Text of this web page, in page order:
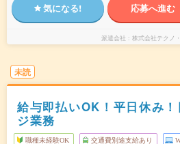
気になる! 応募へ進む
派遣会社 株式会社テクノ
未読
給与即払いOK！平日休み
ジ業務
職種未経験OK 交通費別途支給あり